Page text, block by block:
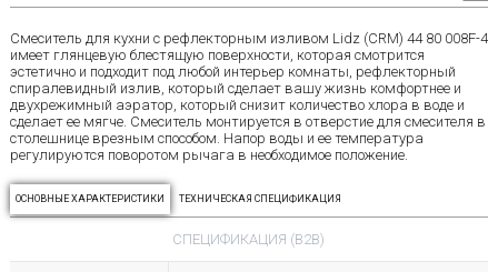
Смеситель для кухни с рефлекторным изливом Lidz (CRM) 44 80 008F-4
имеет глянцевую блестящую поверхности, которая смотрится
эстетично и подходит под любой интерьер комнаты, рефлекторный
спиралевидный излив, который сделает вашу жизнь комфортнее и
двухрежимный аэратор, который снизит количество хлора в воде и
сделает ее мягче. Смеситель монтируется в отверстие для смесителя в
столешнице врезным способом. Напор воды и ее температура
регулируются поворотом рычага в необходимое положение.
ОСНОВНЫЕ ХАРАКТЕРИСТИКИ ТЕХНИЧЕСКАЯ СПЕЦИФИКАЦИЯ
СПЕЦИФИКАЦИЯ (B2B)